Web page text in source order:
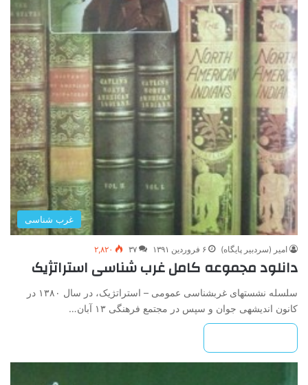
غرب شناسی
امیر (سردبیر پایگاه) ۶ فروردین ۱۳۹۱ ۳۷ ۲,۸۲۰
دانلود مجموعه کامل غرب شناسی استراتژیک
سلسله نشست­های غرب­شناسی عمومی – استراتژیک، در سال ۱۳۸۰ در
کانون اندیشه­ی جوان و سپس در مجتمع فرهنگی ۱۳ آبان…